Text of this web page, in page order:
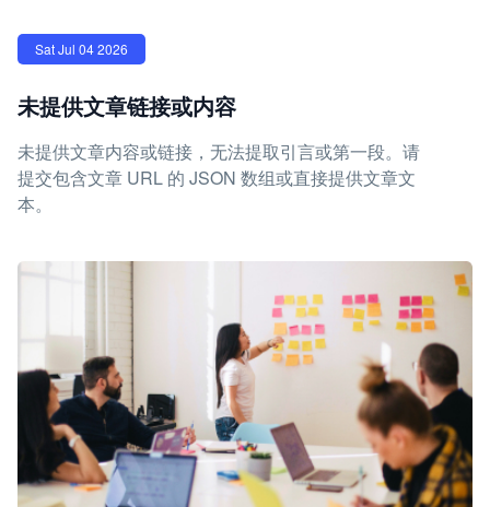
Sat Jul 04 2026
未提供文章链接或内容
未提供文章内容或链接，无法提取引言或第一段。请
提交包含文章 URL 的 JSON 数组或直接提供文章文
本。